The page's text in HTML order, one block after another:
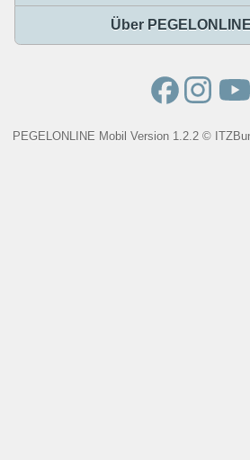
Über
PEGELONLINE Mobil Version 1.2.2 ©